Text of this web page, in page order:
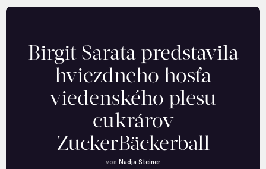
Birgit Sarata predstavila
hviezdneho hosťa
viedenského plesu
cukrárov
ZuckerBäckerball
Nadja Steiner